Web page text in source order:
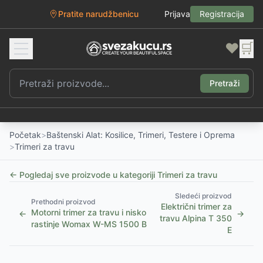
Pratite narudžbenicu Prijava Registracija
❤️ 🛒
Pretraži
Početak>Baštenski Alat: Kosilice, Trimeri, Testere i Oprema
>Trimeri za travu
← Pogledaj sve proizvode u kategoriji Trimeri za travu
←
Prethodni proizvod
Motorni trimer za travu i nisko
rastinje Womax W-MS 1500 B
Sledeći proizvod
Električni trimer za
travu Alpina T 350
E
→